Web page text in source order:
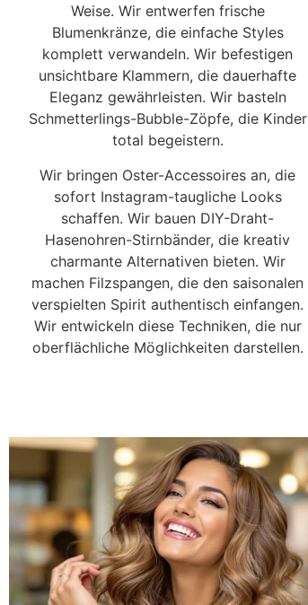
Weise. Wir entwerfen frische
Blumenkränze, die einfache Styles
komplett verwandeln. Wir befestigen
unsichtbare Klammern, die dauerhafte
Eleganz gewährleisten. Wir basteln
Schmetterlings-Bubble-Zöpfe, die Kinder
total begeistern.
Wir bringen Oster-Accessoires an, die
sofort Instagram-taugliche Looks
schaffen. Wir bauen DIY-Draht-
Hasenohren-Stirnbänder, die kreativ
charmante Alternativen bieten. Wir
machen Filzspangen, die den saisonalen
verspielten Spirit authentisch einfangen.
Wir entwickeln diese Techniken, die nur
oberflächliche Möglichkeiten darstellen.